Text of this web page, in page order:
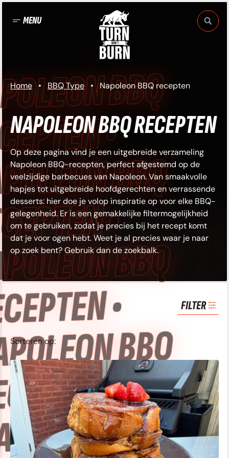
naar MENU
Home • BBQ Type • Napoleon BBQ recepten
NAPOLEON BBQ RECEPTEN
Op deze pagina vind je een uitgebreide verzameling
Napoleon BBQ-recepten, perfect afgestemd op de
veelzijdige barbecues van Napoleon. Van smaakvolle
hapjes tot uitgebreide hoofdgerechten en verrassende
desserts: hier doe je volop inspiratie op voor elke BBQ-
gelegenheid. Er is een gemakkelijke filtermogelijkheid
om te gebruiken, zodat je precies bij het recept komt
dat je voor ogen hebt. Weet je al precies waar je naar
op zoek bent? Gebruik dan de zoekbalk.
BBQ
•
BBQ
•
BBQ
•
BBQ
•
BBQ
FILTER
Sorteren op: